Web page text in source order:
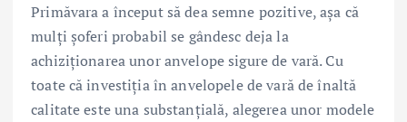
Primăvara a început să dea semne pozitive, așa că
mulți șoferi probabil se gândesc deja la
achiziționarea unor anvelope sigure de vară. Cu
toate că investiția în anvelopele de vară de înaltă
calitate este una substanțială, alegerea unor modele